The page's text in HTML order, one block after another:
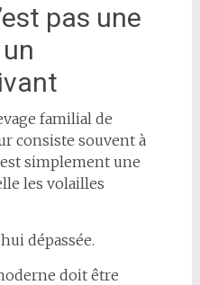
pas une
familial de
consiste souvent à
simplement une
les volailles
dépassée.
doit être